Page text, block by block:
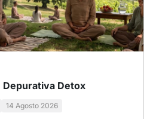
Detox
14 Agosto 2026